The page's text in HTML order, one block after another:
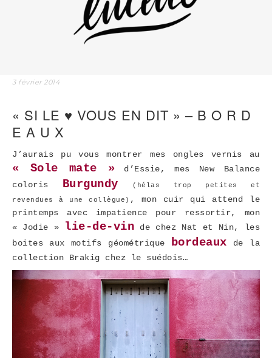
3 février 2014
« SI LE ♥ VOUS EN DIT » – B O R D
E A U X
J’aurais pu vous montrer mes ongles vernis au
« Sole mate » d’Essie, mes New Balance
coloris Burgundy
(hélas trop petites et
revendues à une collègue) , mon cuir qui attend le
printemps avec impatience pour ressortir, mon
« Jodie »
lie-de-vin de chez Nat et Nin, les
boites aux motifs géométrique bordeaux de la
collection Brakig chez le suédois…